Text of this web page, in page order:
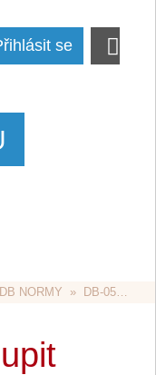
se
DB NORMY
  »  DB-051 JAK KOUPIT NEBO OBJEDNAT ZAHRANIČNÍ NORMY